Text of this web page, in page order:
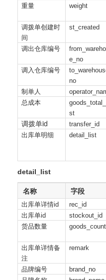
重量
weight
调拨单创建时
间
st_created
调出仓库编号
e_no
调入仓库编号
no
制单人
总成本
st
调拨单id
transfer_id
出库单明细
detail_list
detail_list
名称 字段
出库单详情id
rec_id
出库单id
stockout_id
货品数量
goods_count
出库单详情备
注
remark
品牌编号
brand_no